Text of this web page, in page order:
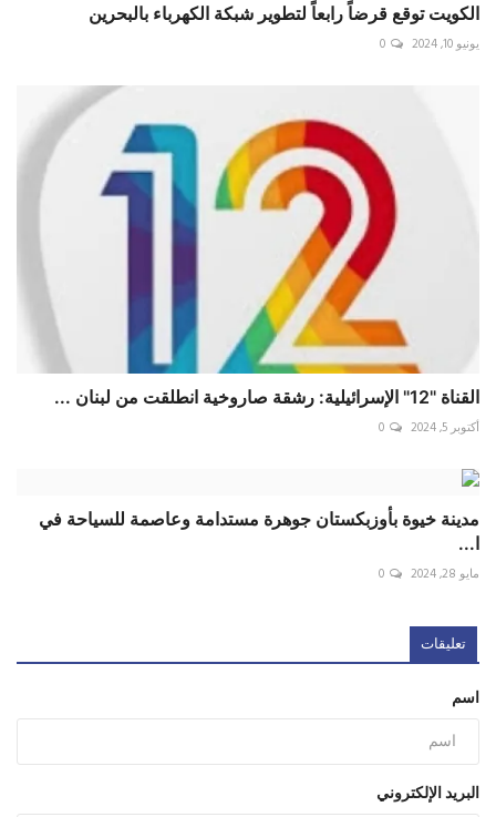
الكويت توقع قرضاً رابعاً لتطوير شبكة الكهرباء بالبحرين
يونيو 10, 2024 0
القناة "12" ‎الإسرائيلية: رشقة صاروخية انطلقت من لبنان ...
أكتوبر 5, 2024 0
مدينة خيوة بأوزبكستان جوهرة مستدامة وعاصمة للسياحة في
ا...
مايو 28, 2024 0
تعليقات
اسم
البريد الإلكتروني